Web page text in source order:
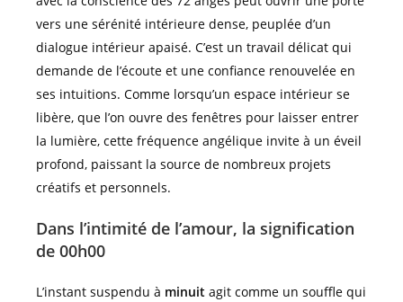
vers une sérénité intérieure dense, peuplée d’un
dialogue intérieur apaisé. C’est un travail délicat qui
demande de l’écoute et une confiance renouvelée en
ses intuitions. Comme lorsqu’un espace intérieur se
libère, que l’on ouvre des fenêtres pour laisser entrer
la lumière, cette fréquence angélique invite à un éveil
profond, paissant la source de nombreux projets
créatifs et personnels.
Dans l’intimité de l’amour, la signification
de 00h00
L’instant suspendu à minuit agit comme un souffle qui